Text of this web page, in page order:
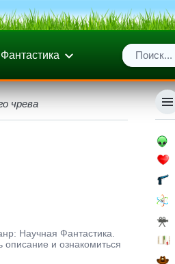
Фантастика
чрева
Научная Фантастика.
описание и ознакомиться